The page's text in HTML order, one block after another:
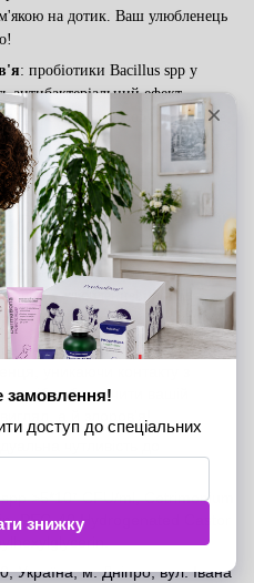
на дотик. Ваш улюбленець
: пробіотики Bacillus spp у
антибактеріальний ефект,
здорову мікрофлору шкіри. Це
подразнень.
склад спрею для шерсті
такі як гліцерин і
та зволожує шерсть, роблячи її
спрею - це справжнє
вашому улюбленцеві й вам
який тримається декілька днів.
невелику кількість спрею
забезпечити вашій
чутливість до
>5*10⁷ CFU/ml, Cetrimonium
PEG-40 Hydrogenated Castor
Україна, м. Дніпро, вул. Івана